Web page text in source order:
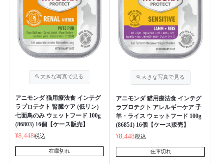
アニモンダ 猫用療法食 インテグ
ラプロテクト 腎臓ケア (低リン)
七面鳥のみ ウェットフード 100g
(86803) 16個【ケース販売】
¥8,448税込
在庫切れ
アニモンダ 猫用療法食 インテグ
ラプロテクト アレルギーケア 子
羊・ライス ウェットフード 100g
(86851) 16個【ケース販売】
¥8,448税込
在庫切れ